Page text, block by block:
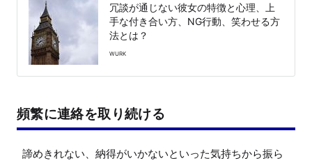
冗談が通じない彼女の特徴と心理、上
手な付き合い方、NG行動、笑わせる方
法とは？
WURK
頻繁に連絡を取り続ける
諦めきれない、納得がいかないといった気持ちから振ら